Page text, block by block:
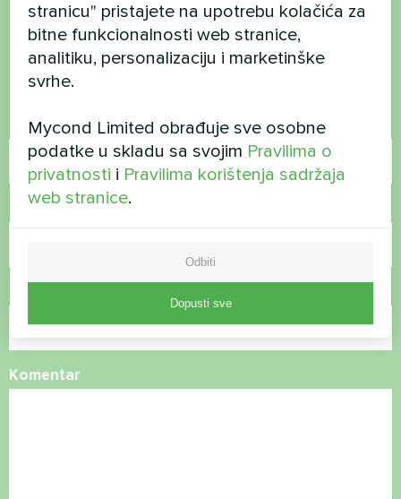
pitanja?
Kontaktirajte nas i mi ćemo vam pomoći
Ime
Broj telefona
Komentar
stranicu" pristajete na upotrebu kolačića za
bitne funkcionalnosti web stranice,
analitiku, personalizaciju i marketinške
svrhe.
Mycond Limited obrađuje sve osobne
podatke u skladu sa svojim Pravilima o
privatnosti i Pravilima korištenja sadržaja
web stranice.
Odbiti
Dopusti sve